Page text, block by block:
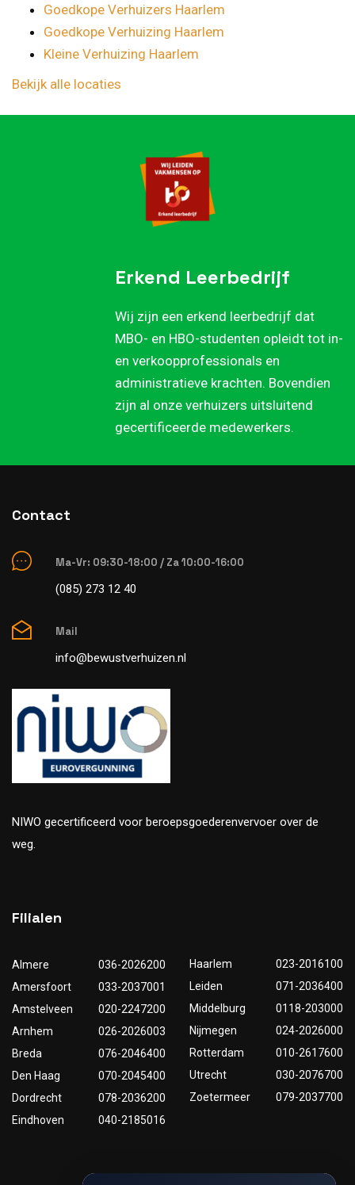
Goedkope Verhuizers Haarlem
Goedkope Verhuizing Haarlem
Kleine Verhuizing Haarlem
Bekijk alle locaties
Erkend Leerbedrijf
Wij zijn een erkend leerbedrijf dat
MBO- en HBO-studenten opleidt tot in-
en verkoopprofessionals en
administratieve krachten. Bovendien
zijn al onze verhuizers uitsluitend
gecertificeerde medewerkers.
Contact
Ma-Vr: 09:30-18:00 / Za 10:00-16:00
(085) 273 12 40
Mail
info@bewustverhuizen.nl
NIWO gecertificeerd voor beroepsgoederenvervoer over de
weg.
Filialen
Almere
036-2026200
Amersfoort
033-2037001
Amstelveen
020-2247200
Arnhem
026-2026003
Breda
076-2046400
Den Haag
070-2045400
Dordrecht
078-2036200
Eindhoven
040-2185016
Haarlem
023-2016100
Leiden
071-2036400
Middelburg
0118-203000
Nijmegen
024-2026000
Rotterdam
010-2617600
Utrecht
030-2076700
Zoetermeer
079-2037700